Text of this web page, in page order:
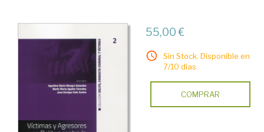
55,00 €
Sin Stock. Disponible en
7/10 días.
COMPRAR